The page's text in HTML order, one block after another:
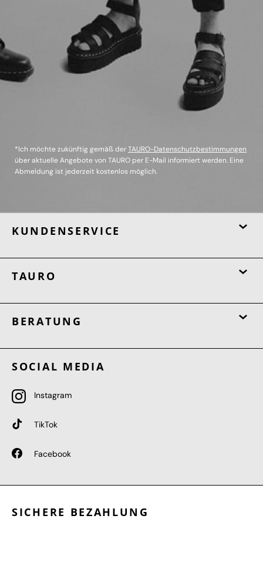
*Ich möchte zukünftig gemäß derTAURO-Datenschutzbestimmungen
über aktuelle Angebote von TAURO per E-Mail informiert werden. Eine
Abmeldung ist jederzeit kostenlos möglich.
KUNDENSERVICE
TAURO
BERATUNG
SOCIAL MEDIA
Instagram
TikTok
Facebook
SICHERE BEZAHLUNG